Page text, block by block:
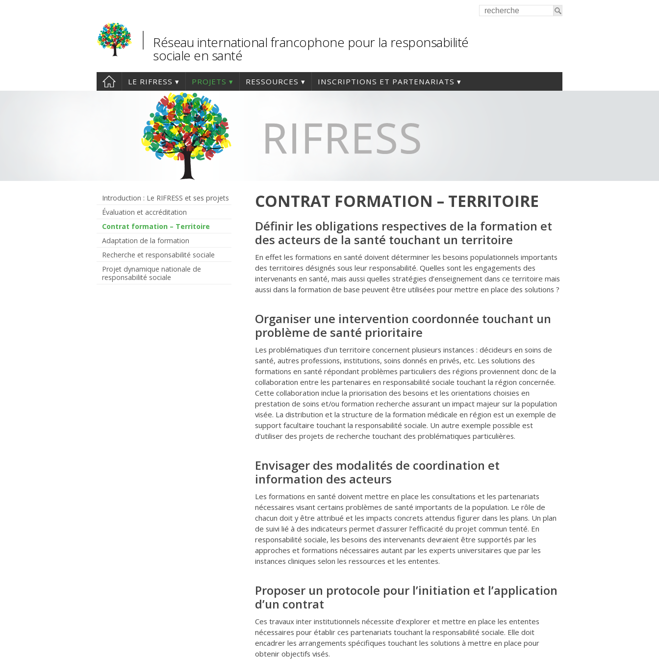
Réseau international francophone pour la responsabilité
sociale en santé
LE RIFRESS PROJETS RESSOURCES INSCRIPTIONS ET PARTENARIATS
Introduction : Le RIFRESS et ses projets
Évaluation et accréditation
Contrat formation – Territoire
Adaptation de la formation
Recherche et responsabilité sociale
Projet dynamique nationale de
responsabilité sociale
CONTRAT FORMATION – TERRITOIRE
Définir les obligations respectives de la formation et
des acteurs de la santé touchant un territoire
En effet les formations en santé doivent déterminer les besoins populationnels importants
des territoires désignés sous leur responsabilité. Quelles sont les engagements des
intervenants en santé, mais aussi quelles stratégies d’enseignement dans ce territoire mais
aussi dans la formation de base peuvent être utilisées pour mettre en place des solutions ?
Organiser une intervention coordonnée touchant un
problème de santé prioritaire
Les problématiques d’un territoire concernent plusieurs instances : décideurs en soins de
santé, autres professions, institutions, soins donnés en privés, etc. Les solutions des
formations en santé répondant problèmes particuliers des régions proviennent donc de la
collaboration entre les partenaires en responsabilité sociale touchant la région concernée.
Cette collaboration inclue la priorisation des besoins et les orientations choisies en
prestation de soins et/ou formation recherche assurant un impact majeur sur la population
visée. La distribution et la structure de la formation médicale en région est un exemple de
support facultaire touchant la responsabilité sociale. Un autre exemple possible est
d’utiliser des projets de recherche touchant des problématiques particulières.
Envisager des modalités de coordination et
information des acteurs
Les formations en santé doivent mettre en place les consultations et les partenariats
nécessaires visant certains problèmes de santé importants de la population. Le rôle de
chacun doit y être attribué et les impacts concrets attendus figurer dans les plans. Un plan
de suivi lié à des indicateurs permet d’assurer l’efficacité du projet commun tenté. En
responsabilité sociale, les besoins des intervenants devraient être supportés par les
approches et formations nécessaires autant par les experts universitaires que par les
instances cliniques selon les ressources et les ententes.
Proposer un protocole pour l’initiation et l’application
d’un contrat
Ces travaux inter institutionnels nécessite d’explorer et mettre en place les ententes
nécessaires pour établir ces partenariats touchant la responsabilité sociale. Elle doit
encadrer les arrangements spécifiques touchant les solutions à mettre en place pour
obtenir objectifs visés.